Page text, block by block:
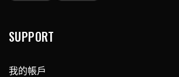
SUPPORT
我的帳戶